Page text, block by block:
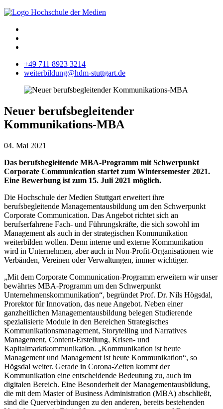
+49 711 8923 3214
weiterbildung@hdm-stuttgart.de
Neuer berufsbegleitender
Kommunikations-MBA
04. Mai 2021
Das berufsbegleitende MBA-Programm mit Schwerpunkt
Corporate Communication startet zum Wintersemester 2021.
Eine Bewerbung ist zum 15. Juli 2021 möglich.
Die Hochschule der Medien Stuttgart erweitert ihre
berufsbegleitende Managementausbildung um den Schwerpunkt
Corporate Communication. Das Angebot richtet sich an
berufserfahrene Fach- und Führungskräfte, die sich sowohl im
Management als auch in der strategischen Kommunikation
weiterbilden wollen. Denn interne und externe Kommunikation
wird in Unternehmen, aber auch in Non-Profit-Organisationen wie
Verbänden, Vereinen oder Verwaltungen, immer wichtiger.
„Mit dem Corporate Communication-Programm erweitern wir unser
bewährtes MBA-Programm um den Schwerpunkt
Unternehmenskommunikation“, begründet Prof. Dr. Nils Högsdal,
Prorektor für Innovation, das neue Angebot. Neben einer
ganzheitlichen Managementausbildung belegen Studierende
spezialisierte Module in den Bereichen Strategisches
Kommunikationsmanagement, Storytelling und Narratives
Management, Content-Erstellung, Krisen- und
Kapitalmarktkommunikation. „Kommunikation ist heute
Management und Management ist heute Kommunikation“, so
Högsdal weiter. Gerade in Corona-Zeiten kommt der
Kommunikation eine entscheidende Bedeutung zu, auch im
digitalen Bereich. Eine Besonderheit der Managementausbildung,
die mit dem Master of Business Administration (MBA) abschließt,
sind die Querverbindungen zu den anderen, bereits bestehenden